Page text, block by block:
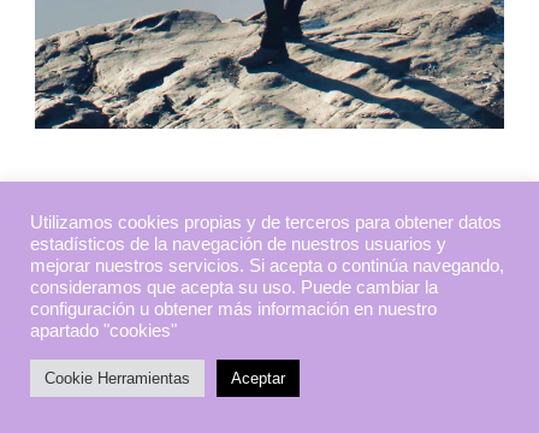
Utilizamos cookies propias y de terceros para obtener datos
estadísticos de la navegación de nuestros usuarios y
mejorar nuestros servicios. Si acepta o continúa navegando,
consideramos que acepta su uso. Puede cambiar la
configuración u obtener más información en nuestro
apartado "cookies"
Cookie Herramientas Aceptar